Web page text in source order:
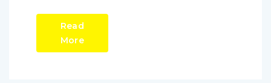
Read
More